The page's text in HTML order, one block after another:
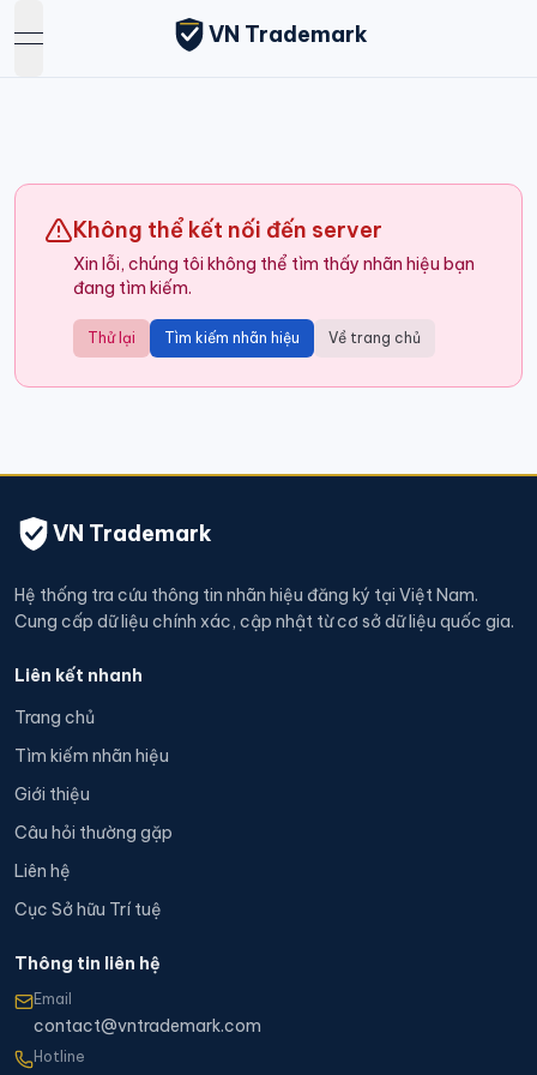
open navigation menu
VN Trademark
Không thể kết nối đến server
Xin lỗi, chúng tôi không thể tìm thấy nhãn hiệu bạn
đang tìm kiếm.
Thử lại Tìm kiếm nhãn hiệu Về trang chủ
VN Trademark
Hệ thống tra cứu thông tin nhãn hiệu đăng ký tại Việt Nam.
Cung cấp dữ liệu chính xác, cập nhật từ cơ sở dữ liệu quốc gia.
Liên kết nhanh
Trang chủ
Tìm kiếm nhãn hiệu
Giới thiệu
Câu hỏi thường gặp
Liên hệ
Cục Sở hữu Trí tuệ
Thông tin liên hệ
Email
contact@vntrademark.com
Hotline